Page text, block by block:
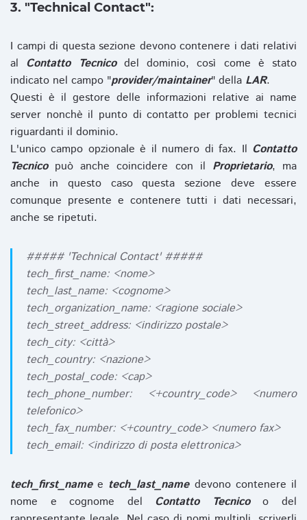
3. "Technical Contact":
I campi di questa sezione devono contenere i dati relativi
al Contatto Tecnicodel dominio, così come è stato
indicato nel campo "provider/maintainer" della LAR.
Questi è il gestore delle informazioni relative ai name
server nonchè il punto di contatto per problemi tecnici
riguardanti il dominio.
L'unico campo opzionale è il numero di fax. Il Contatto
Tecnicopuò anche coincidere con il Proprietario, ma
anche in questo caso questa sezione deve essere
comunque presente e contenere tutti i dati necessari,
anche se ripetuti.
##### 'Technical Contact' #####
tech_first_name: <nome>
tech_last_name: <cognome>
tech_organization_name: <ragione sociale>
tech_street_address: <indirizzo postale>
tech_city: <città>
tech_country: <nazione>
tech_postal_code: <cap>
tech_phone_number: <+country_code> <numero
telefonico>
tech_fax_number: <+country_code> <numero fax>
tech_email: <indirizzo di posta elettronica>
tech_first_namee tech_last_namedevono contenere il
nome e cognome del Contatto Tecnicoo del